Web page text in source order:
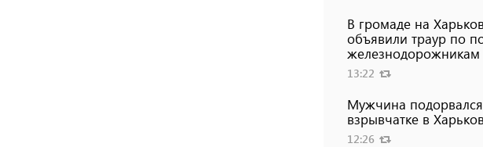
В громаде на
объявили траур по
железнодорожникам
13:22
Мужчина
взрывчатке в
12:26